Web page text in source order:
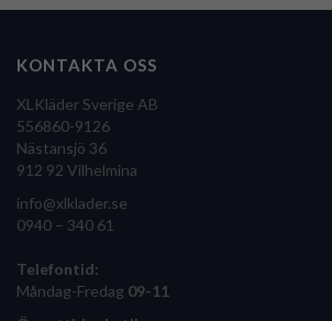
KONTAKTA OSS
XLKläder Sverige AB
556860-9126
Nästansjö 36
912 92 Vilhelmina
info@xlklader.se
0940 – 340 61
Telefontid:
Måndag-Fredag 09-11